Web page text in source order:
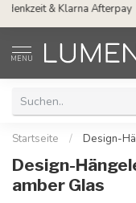
Service: Mo bis Fr
MENU
Startseite / Design-
Design-
amber Glas